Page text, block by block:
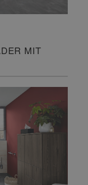
MIT